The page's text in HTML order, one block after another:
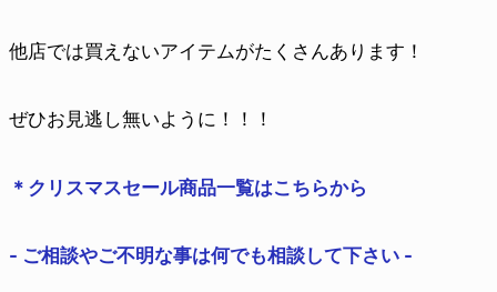
他店では買えないアイテムがたくさんあります！
ぜひお見逃し無いように！！！
＊クリスマスセール商品一覧はこちらから
- ご相談やご不明な事は何でも相談して下さい -